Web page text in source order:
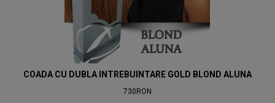
COADA CU DUBLA INTREBUINTARE GOLD BLOND ALUNA
730RON